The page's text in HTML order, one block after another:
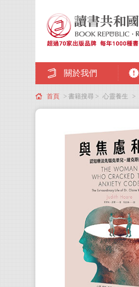
關於我們
首頁 > 書籍搜尋 > 心靈養生 >